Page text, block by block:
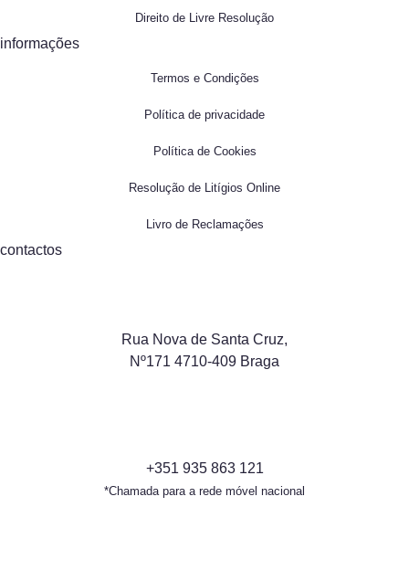
Direito de Livre Resolução
informações
Termos e Condições
Política de privacidade
Política de Cookies
Resolução de Litígios Online
Livro de Reclamações
contactos
Rua Nova de Santa Cruz,
Nº171 4710-409 Braga
+351 935 863 121
*Chamada para a rede móvel nacional